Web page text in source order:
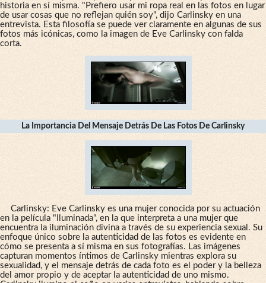
historia en sí misma. "Prefiero usar mi ropa real en las fotos en lugar
de usar cosas que no reflejan quién soy", dijo Carlinsky en una
entrevista. Esta filosofía se puede ver claramente en algunas de sus
fotos más icónicas, como la imagen de Eve Carlinsky con falda
corta.
La Importancia Del Mensaje Detrás De Las Fotos De Carlinsky
Carlinsky: Eve Carlinsky es una mujer conocida por su actuación
en la película "Iluminada", en la que interpreta a una mujer que
encuentra la iluminación divina a través de su experiencia sexual. Su
enfoque único sobre la autenticidad de las fotos es evidente en
cómo se presenta a sí misma en sus fotografías. Las imágenes
capturan momentos íntimos de Carlinsky mientras explora su
sexualidad, y el mensaje detrás de cada foto es el poder y la belleza
del amor propio y de aceptar la autenticidad de uno mismo.